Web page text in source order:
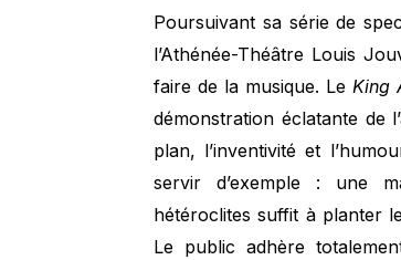
Poursuivant sa série de
l’Athénée-Théâtre Louis
faire de la musique. LeKing
démonstration éclatante de
plan, l’inventivité et
servir d’exemple : une
hétéroclites suffit à planter
Le public adhère